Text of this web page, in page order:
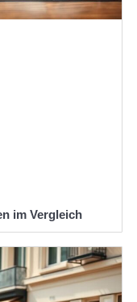
im Vergleich